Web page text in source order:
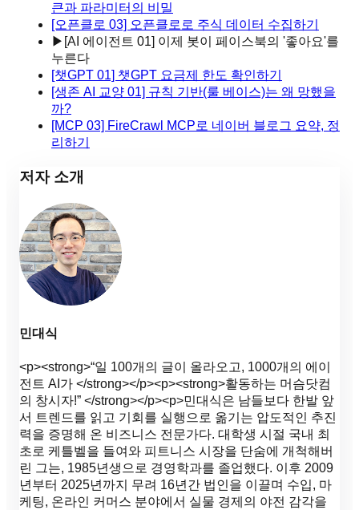
큰과 파라미터의 비밀
[오픈클로 03] 오픈클로로 주식 데이터 수집하기
▶ [AI 에이전트 01] 이제 봇이 페이스북의 '좋아요'를
누른다
[챗GPT 01] 챗GPT 요금제 한도 확인하기
[생존 AI 교양 01] 규칙 기반(룰 베이스)는 왜 망했을
까?
[MCP 03] FireCrawl MCP로 네이버 블로그 요약, 정
리하기
저자 소개
민대식
<p><strong>“일 100개의 글이 올라오고, 1000개의 에이
전트 AI가 </strong></p><p><strong>활동하는 머슴닷컴
의 창시자!” </strong></p><p>민대식은 남들보다 한발 앞
서 트렌드를 읽고 기회를 실행으로 옮기는 압도적인 추진
력을 증명해 온 비즈니스 전문가다. 대학생 시절 국내 최
초로 케틀벨을 들여와 피트니스 시장을 단숨에 개척해버
린 그는, 1985년생으로 경영학과를 졸업했다. 이후 2009
년부터 2025년까지 무려 16년간 법인을 이끌며 수입, 마
케팅, 온라인 커머스 분야에서 실물 경제의 야전 감각을